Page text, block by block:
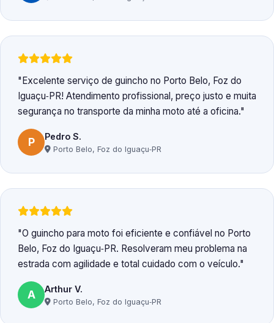
Excelente serviço de guincho no Porto Belo, Foz do
Iguaçu‑PR! Atendimento profissional, preço justo e muita
segurança no transporte da minha moto até a oficina.
P Pedro S.
Porto Belo, Foz do Iguaçu‑PR
O guincho para moto foi eficiente e confiável no Porto
Belo, Foz do Iguaçu‑PR. Resolveram meu problema na
estrada com agilidade e total cuidado com o veículo.
A Arthur V.
Porto Belo, Foz do Iguaçu‑PR